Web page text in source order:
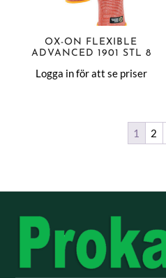
OX-ON FLEXIBLE
ADVANCED 1901 STL 8
Logga in för att se priser
1 2